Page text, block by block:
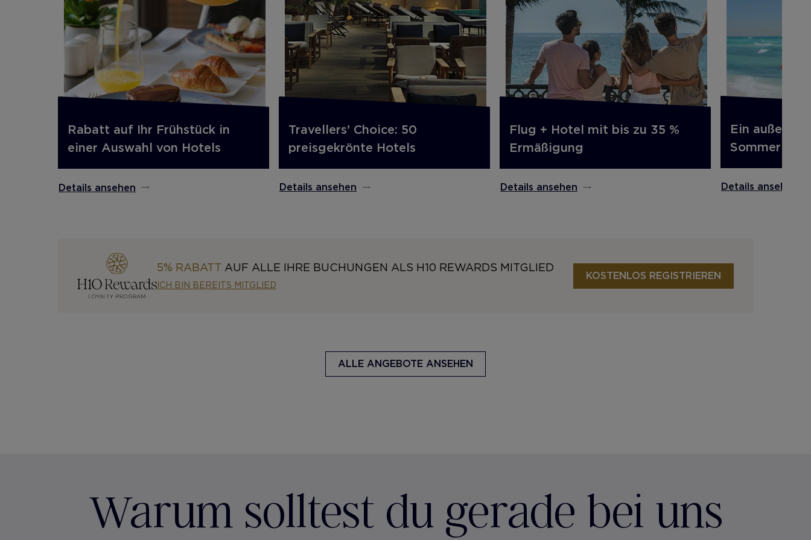
Rabatt auf Ihr Frühstück in
einer Auswahl von Hotels
Details ansehen
Travellers' Choice: 50
preisgekrönte Hotels
Details ansehen
Flug + Hotel mit bis zu 35 %
Ermäßigung
Details ansehen
Ein
Sommer
Details ansehen
5% RABATT AUF ALLE IHRE BUCHUNGEN ALS H10 REWARDS MITGLIED
ICH BIN BEREITS MITGLIED
KOSTENLOS REGISTRIEREN
ALLE ANGEBOTE ANSEHEN
Warum solltest du gerade bei uns